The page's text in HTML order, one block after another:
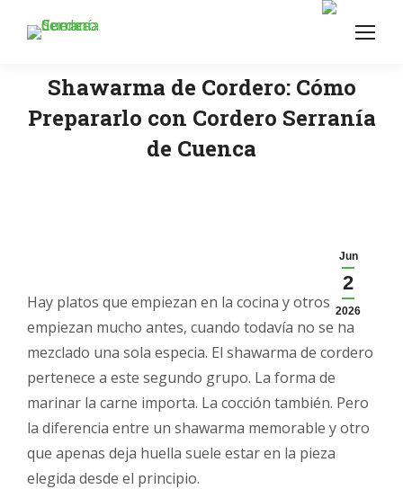
Shawarma de Cordero: Cómo
Prepararlo con Cordero Serranía
de Cuenca
Jun
2
2026
Hay platos que empiezan en la cocina y otros que
empiezan mucho antes, cuando todavía no se ha
mezclado una sola especia. El shawarma de cordero
pertenece a este segundo grupo. La forma de
marinar la carne importa. La cocción también. Pero
la diferencia entre un shawarma memorable y otro
que apenas deja huella suele estar en la pieza
elegida desde el principio.